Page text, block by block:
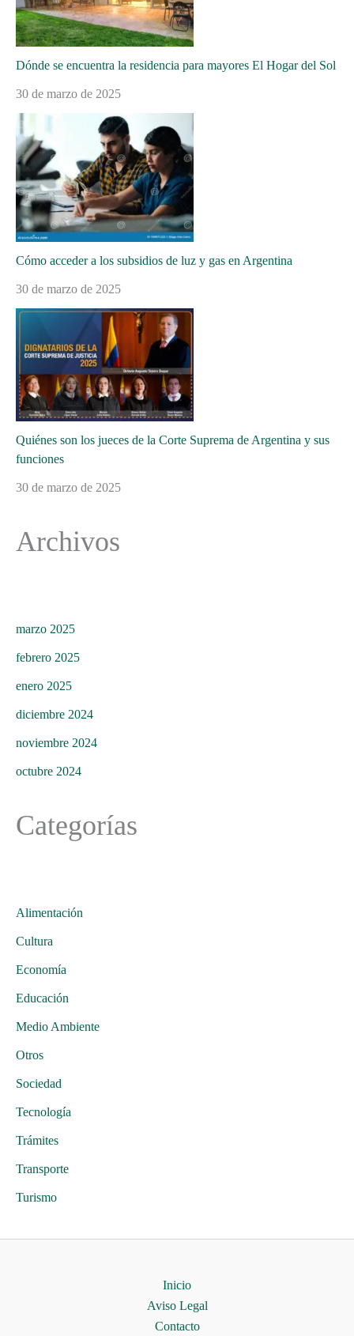
Dónde se encuentra la residencia para mayores El Hogar del Sol
30 de marzo de 2025
Cómo acceder a los subsidios de luz y gas en Argentina
30 de marzo de 2025
Quiénes son los jueces de la Corte Suprema de Argentina y sus
funciones
30 de marzo de 2025
Archivos
marzo 2025
febrero 2025
enero 2025
diciembre 2024
noviembre 2024
octubre 2024
Categorías
Alimentación
Cultura
Economía
Educación
Medio Ambiente
Otros
Sociedad
Tecnología
Trámites
Transporte
Turismo
Inicio
Aviso Legal
Contacto